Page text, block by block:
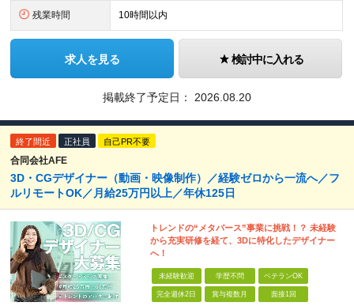
残業時間 10時間以内
求人を見る 検討中に入れる
掲載終了予定日： 2026.08.20
終了間近 正社員 自己PR不要
合同会社AFE
3D・CGデザイナー（動画・映像制作）／経験ゼロから一流へ／フ
ルリモートOK／月給25万円以上／年休125日
トレンドの“メタバース”事業に挑戦！？ 未経験
から充実研修を経て、3Dに特化したデザイナー
へ！
未経験歓迎 学歴不問 ベテランOK
完全週休2日 賞与複数月 面接1回